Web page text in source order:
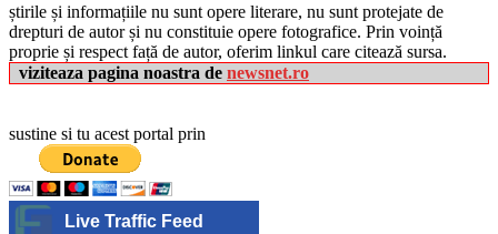
știrile și informațiile nu sunt opere literare, nu sunt protejate de
drepturi de autor și nu constituie opere fotografice. Prin voință
proprie și respect față de autor, oferim linkul care citează sursa.
viziteaza pagina noastra de newsnet.ro
sustine si tu acest portal prin
Live Traffic Feed